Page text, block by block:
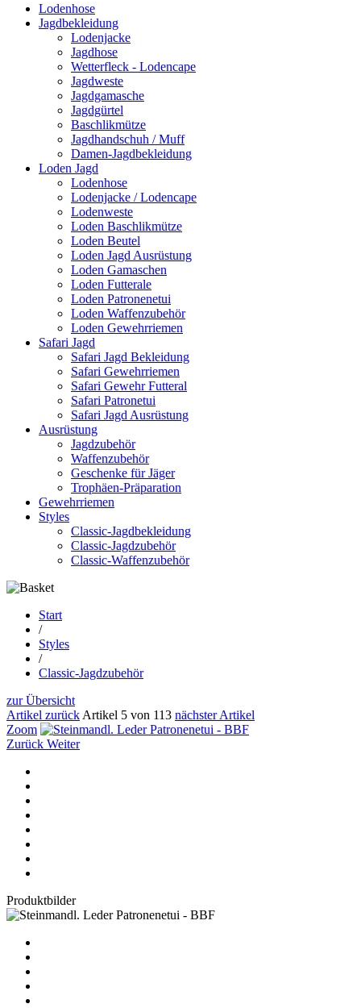
Lodenhose
Jagdbekleidung
Lodenjacke
Jagdhose
Wetterfleck - Lodencape
Jagdweste
Jagdgamasche
Jagdgürtel
Baschlikmütze
Jagdhandschuh / Muff
Damen-Jagdbekleidung
Loden Jagd
Lodenhose
Lodenjacke / Lodencape
Lodenweste
Loden Baschlikmütze
Loden Beutel
Loden Jagd Ausrüstung
Loden Gamaschen
Loden Futterale
Loden Patronenetui
Loden Waffenzubehör
Loden Gewehrriemen
Safari Jagd
Safari Jagd Bekleidung
Safari Gewehrriemen
Safari Gewehr Futteral
Safari Patronetui
Safari Jagd Ausrüstung
Ausrüstung
Jagdzubehör
Waffenzubehör
Geschenke für Jäger
Trophäen-Präparation
Gewehrriemen
Styles
Classic-Jagdbekleidung
Classic-Jagdzubehör
Classic-Waffenzubehör
Start
/
Styles
/
Classic-Jagdzubehör
zur Übersicht
Artikel zurück Artikel 5 von 113 nächster Artikel
Zoom
Zurück Weiter
Produktbilder